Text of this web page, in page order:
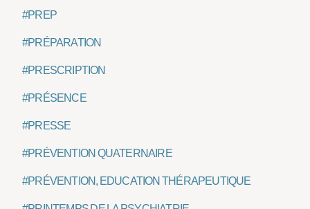
#PREP
#PRÉPARATION
#PRESCRIPTION
#PRÉSENCE
#PRESSE
#PRÉVENTION QUATERNAIRE
#PRÉVENTION, EDUCATION THÉRAPEUTIQUE